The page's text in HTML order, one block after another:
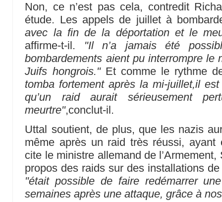
Non, ce n’est pas cela, contredit
étude. Les appels de juillet à
avec la fin de la déportation et le
affirme-t-il. "Il n’a jamais été
bombardements aient pu interrompre le
Juifs hongrois."Et comme le rythme
tomba fortement après la mi-juillet,il
qu’un raid aurait sérieusement
meurtre",conclut-il.
Uttal soutient, de plus, que les nazis
même après un raid très réussi,
cite le ministre allemand de
propos des raids sur des installations
"était possible de faire redémarrer
semaines après une attaque, grâce à